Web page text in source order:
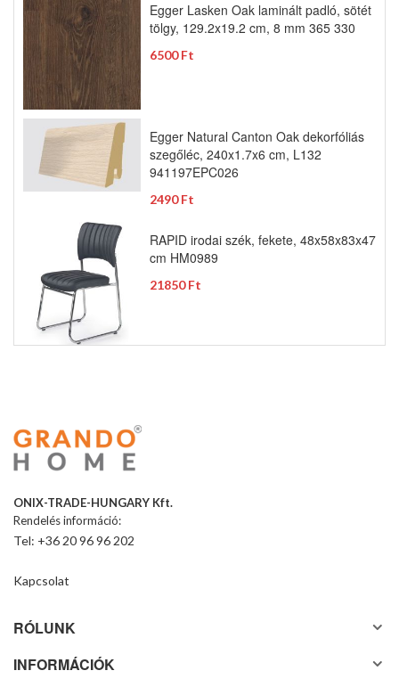
Egger Lasken Oak laminált padló, sötét
tölgy, 129.2x19.2 cm, 8 mm 365 330
6500 Ft
Egger Natural Canton Oak dekorfóliás
szegőléc, 240x1.7x6 cm, L132
941197EPC026
2490 Ft
RAPID irodai szék, fekete, 48x58x83x47
cm HM0989
21850 Ft
ONIX-TRADE-HUNGARY Kft.
Rendelés információ:
Tel: +36 20 96 96 202
Kapcsolat
RÓLUNK
INFORMÁCIÓK